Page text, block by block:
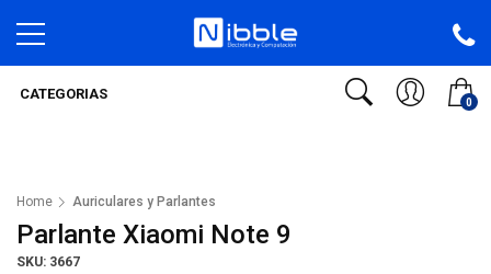
0
CATEGORIAS
Home Auriculares y Parlantes
Parlante Xiaomi Note 9
SKU: 3667